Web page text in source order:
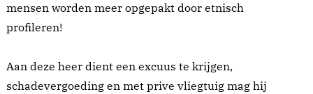
mensen worden meer opgepakt door etnisch
profileren!
Aan deze heer dient een excuus te krijgen,
schadevergoeding en met prive vliegtuig mag hij